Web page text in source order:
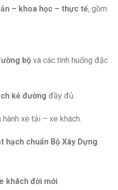
– khoa học – thực tế, gồm
bộ và các tình huống đặc
kẻ đường đầy đủ.
xe tải – xe khách.
hạch chuẩn Bộ Xây Dựng.
khách đời mới.